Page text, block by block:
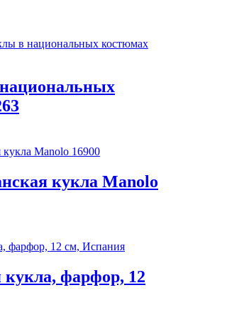
кукла Manolo
фарфор, 12